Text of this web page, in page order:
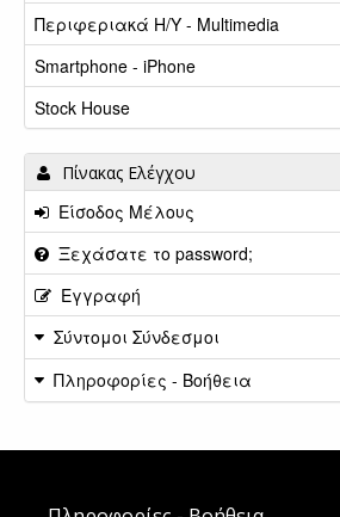
Περιφεριακά Η/Υ - Multimedia
Smartphone - iPhone
Stock House
Πίνακας Ελέγχου
Είσοδος Μέλους
Ξεχάσατε το password;
Εγγραφή
Σύντομοι Σύνδεσμοι
Πληροφορίες - Βοήθεια